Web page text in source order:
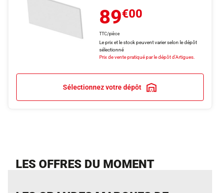
89€00
TTC/pièce
Le prix et le stock peuvent varier selon le dépôt
sélectionné
Prix de vente pratiqué par le dépôt d'Artigues.
Sélectionnez votre dépôt
LES OFFRES DU MOMENT